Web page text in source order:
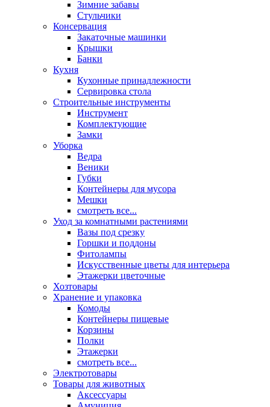
Зимние забавы
Стульчики
Консервация
Закаточные машинки
Крышки
Банки
Кухня
Кухонные принадлежности
Сервировка стола
Строительные инструменты
Инструмент
Комплектующие
Замки
Уборка
Ведра
Веники
Губки
Контейнеры для мусора
Мешки
смотреть все...
Уход за комнатными растениями
Вазы под срезку
Горшки и поддоны
Фитолампы
Искусственные цветы для интерьера
Этажерки цветочные
Хозтовары
Хранение и упаковка
Комоды
Контейнеры пищевые
Корзины
Полки
Этажерки
смотреть все...
Электротовары
Товары для животных
Аксессуары